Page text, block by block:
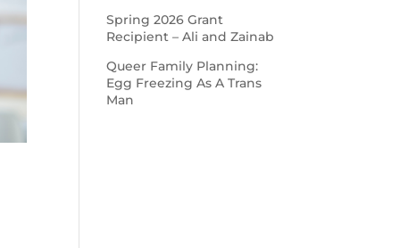
Spring 2026 Grant
Recipient – Ali and Zainab
Queer Family Planning:
Egg Freezing As A Trans
Man